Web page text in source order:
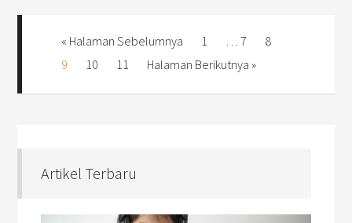
« Halaman Sebelumnya 1 7
8
9
10 11 Halaman Berikutnya »
Artikel Terbaru